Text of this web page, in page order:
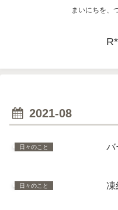
まいにちを、
2021-08
日々のこと バ
日々のこと 凍